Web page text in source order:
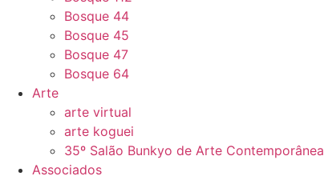
Bosque 44
Bosque 45
Bosque 47
Bosque 64
Arte
arte virtual
arte koguei
35º Salão Bunkyo de Arte Contemporânea
Associados